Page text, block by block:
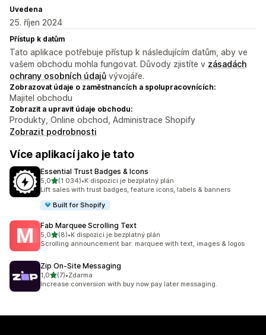
Uvedena
25. říjen 2024
Přístup k datům
Tato aplikace potřebuje přístup k následujícím datům, aby ve
vašem obchodu mohla fungovat. Důvody zjistíte v zásadách
ochrany osobních údajů vývojáře.
Zobrazovat údaje o zaměstnancích a spolupracovnících:
Majitel obchodu
Zobrazit a upravit údaje obchodu:
Produkty, Online obchod, Administrace Shopify
Zobrazit podrobnosti
Více aplikací jako je tato
Essential Trust Badges & Icons
5,0z 5 hvězd
(1 034)
Celkový počet recenzí: 1034
•K dispozici je bezplatný plán
Lift sales with trust badges, feature icons, labels & banners
Built for Shopify
Fab Marquee Scrolling Text
5,0z 5 hvězd
(8)
Celkový počet recenzí: 8
•K dispozici je bezplatný plán
Scrolling announcement bar: marquee with text, images & logos
Zip On‑Site Messaging
1,0z 5 hvězd
(7)
Celkový počet recenzí: 7
•Zdarma
Increase conversion with buy now pay later messaging.